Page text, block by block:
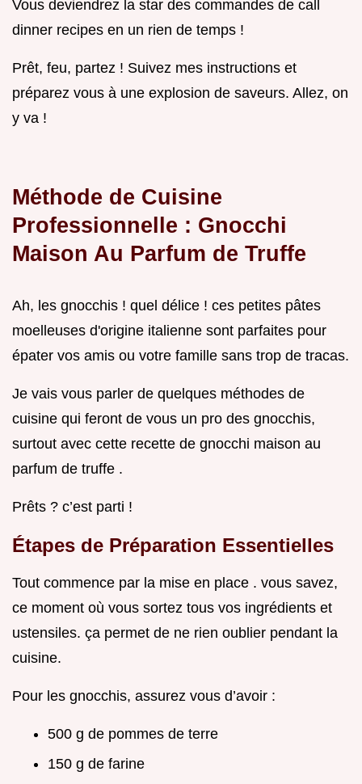
Vous deviendrez la star des commandes de call
dinner recipes en un rien de temps !
Prêt, feu, partez ! Suivez mes instructions et
préparez vous à une explosion de saveurs. Allez, on
y va !
Méthode de Cuisine
Professionnelle : Gnocchi
Maison Au Parfum de Truffe
Ah, les gnocchis ! quel délice ! ces petites pâtes
moelleuses d'origine italienne sont parfaites pour
épater vos amis ou votre famille sans trop de tracas.
Je vais vous parler de quelques méthodes de
cuisine qui feront de vous un pro des gnocchis,
surtout avec cette recette de gnocchi maison au
parfum de truffe .
Prêts ? c’est parti !
Étapes de Préparation Essentielles
Tout commence par la mise en place . vous savez,
ce moment où vous sortez tous vos ingrédients et
ustensiles. ça permet de ne rien oublier pendant la
cuisine.
Pour les gnocchis, assurez vous d’avoir :
500 g de pommes de terre
150 g de farine